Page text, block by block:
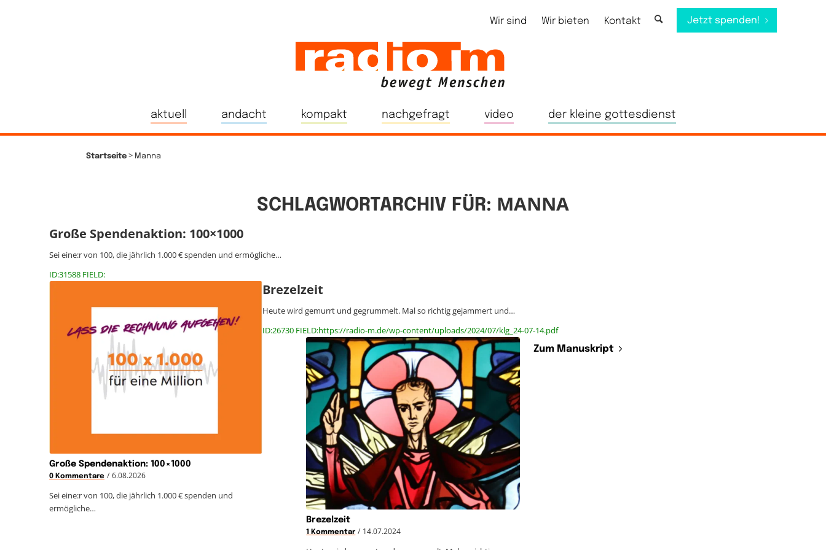
Wir sind Wir bieten Kontakt Jetzt spenden!
aktuell andacht kompakt nachgefragt video der kleine gottesdienst
Startseite > Manna
SCHLAGWORTARCHIV FÜR: MANNA
Große Spendenaktion: 100×1000
Sei eine:r von 100, die jährlich 1.000 € spenden und ermögliche…
ID:31588 FIELD:
Große Spendenaktion: 100×1000
0 Kommentare / 6.08.2026
Sei eine:r von 100, die jährlich 1.000 € spenden und
ermögliche…
Brezelzeit
Heute wird gemurrt und gegrummelt. Mal so richtig gejammert und…
ID:26730 FIELD:https://radio-m.de/wp-content/uploads/2024/07/klg_24-07-14.pdf
Zum Manuskript
Brezelzeit
1 Kommentar / 14.07.2024